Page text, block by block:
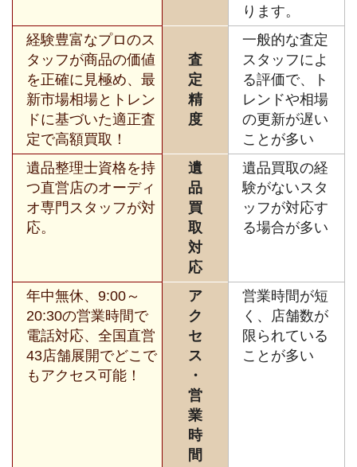
ります。
経験豊富なプロのス
タッフが商品の価値
を正確に見極め、最
新市場相場とトレン
ドに基づいた適正査
定で高額買取！
査
定
精
度
一般的な査定
スタッフによ
る評価で、ト
レンドや相場
の更新が遅い
ことが多い
遺品整理士資格を持
つ直営店のオーディ
オ専門スタッフが対
応。
遺
品
買
取
対
応
遺品買取の経
験がないスタ
ッフが対応す
る場合が多い
年中無休、9:00～
20:30の営業時間で
電話対応、全国直営
43店舗展開でどこで
もアクセス可能！
ア
ク
セ
ス
・
営
業
時
間
営業時間が短
く、店舗数が
限られている
ことが多い